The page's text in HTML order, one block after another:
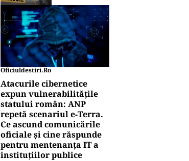
Oficiuldestiri.ro
Atacurile cibernetice
expun vulnerabilitățile
statului român: ANP
repetă scenariul e‑Terra.
Ce ascund comunicările
oficiale și cine răspunde
pentru mentenanța IT a
instituțiilor publice